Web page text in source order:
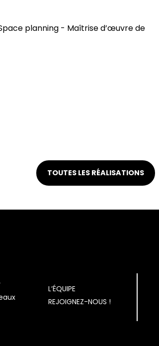
planning - Maîtrise d’œuvre de
TOUTES LES RÉALISATIONS
L’ÉQUIPE
REJOIGNEZ-NOUS !